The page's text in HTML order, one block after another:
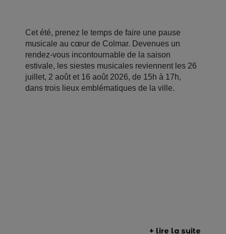
Cet été, prenez le temps de faire une pause
musicale au cœur de Colmar. Devenues un
rendez-vous incontournable de la saison
estivale, les siestes musicales reviennent les 26
juillet, 2 août et 16 août 2026, de 15h à 17h,
dans trois lieux emblématiques de la ville.
+ lire la suite